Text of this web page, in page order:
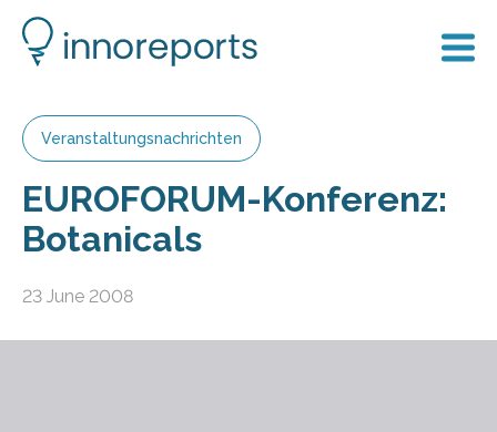
Veranstaltungsnachrichten
EUROFORUM-Konferenz:
Botanicals
23 June 2008